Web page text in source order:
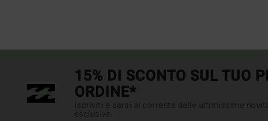
15% DI SCONTO SUL TUO
ORDINE*
Iscriviti e sarai al corrente delle ultimissime
esclusive.